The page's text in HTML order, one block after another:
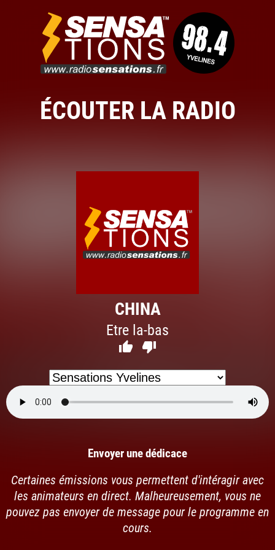
ÉCOUTER LA RADIO
CHINA
Etre la-bas
 
Envoyer une dédicace
Certaines émissions vous permettent d'intéragir avec
les animateurs en direct. Malheureusement, vous ne
pouvez pas envoyer de message pour le programme en
cours.